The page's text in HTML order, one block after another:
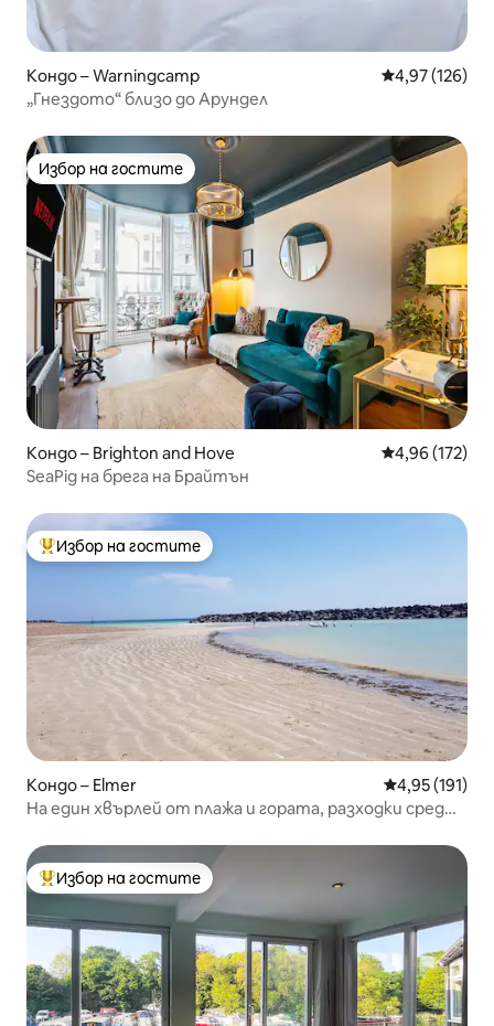
Кондо – Warningcamp Средна
4,97 (126)
„Гнездото“ близо до Арундел
Избор на гостите
Избор на гостите
Кондо – Brighton and Hove Средна
4,96 (172)
SeaPig на брега на Брайтън
Най-популярен избор на гостите
Избор на гостите
Кондо – Elmer Средна
4,95 (191)
На един хвърлей от плажа и гората, разходки сред
Най-популярен избор на гостите
Избор на гостите